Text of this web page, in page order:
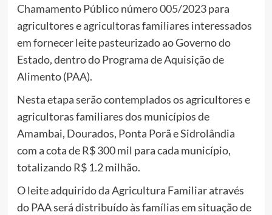
Chamamento Público número 005/2023para
agricultores e agricultoras familiares interessados
em fornecer leite pasteurizado ao Governo do
Estado, dentro do Programa de Aquisição de
Alimento (PAA).
Nesta etapa serão contemplados os agricultores e
agricultoras familiares dos municípios de
Amambai, Dourados, Ponta Porã e Sidrolândia
com a cota de R$ 300 mil para cada município,
totalizando R$ 1.2 milhão.
O leite adquirido da Agricultura Familiar através
do PAA será distribuído às famílias em situação de